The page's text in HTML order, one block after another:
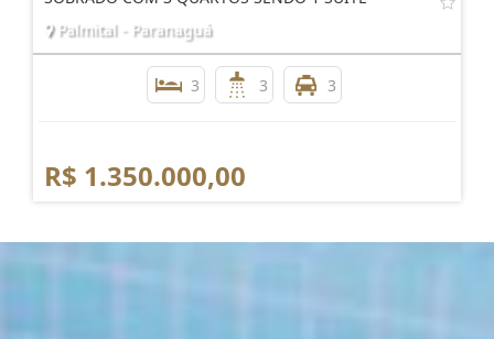
Palmital - Paranaguá
3 3 3
R$ 1.350.000,00